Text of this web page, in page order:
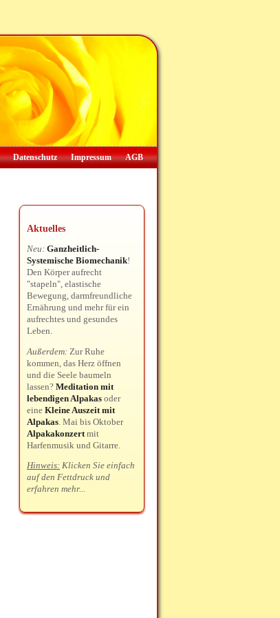
Datenschutz Impressum AGB
Aktuelles
Neu: Ganzheitlich-
Systemische Biomechanik!
Den Körper aufrecht
"stapeln", elastische
Bewegung, darmfreundliche
Ernährung und mehr für ein
aufrechtes und gesundes
Leben.
Außerdem: Zur Ruhe
kommen, das Herz öffnen
und die Seele baumeln
lassen? Meditation mit
lebendigen Alpakas oder
eine Kleine Auszeit mit
Alpakas . Mai bis Oktober
Alpakakonzert mit
Harfenmusik und Gitarre.
Hinweis: Klicken Sie einfach
auf den Fettdruck und
erfahren mehr...